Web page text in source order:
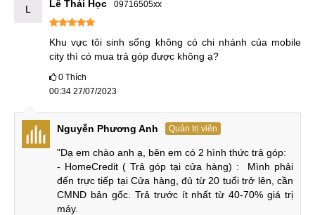
Phần trên chúng ra đã tìm hiều về các điểm nổi bật của
điện thoại Red Magicbản đặc biệt. Sau đây là phần
đánh giá chi tiết về chiếc máy độc đáo này nhé:
Chip và GPU
Red Magic 7 Pro và 7 Pro Transformers đều được trang bị
chip Snapdragon 8 Gen 1 vô cùng mạnh mẽ. Chip có 8 nhân
CPU với xung nhịp lên tới 3GHz kết hợp với GPU Adreno
730 giúp máy có thể đạt điểm hiệu năng lên tới hơn 1 triệu
điểm AnTuTu.
L Lê Thái Học 09716505xx
Khu vực tôi sinh sống không có chi nhánh của mobile
city thì có mua trả góp được không ạ?
0 Thích
00:34 27/07/2023
Nguyễn Phương Anh Quản trị viên
"Dạ em chào anh ạ, bên em có 2 hình thức trả góp:
- HomeCredit ( Trả góp tại cửa hàng) :  Mình phải
đến trực tiếp tại Cửa hàng, đủ từ 20 tuổi trở lên, cần
CMND bản gốc. Trả trước ít nhất từ 40-70% giá trị
máy.